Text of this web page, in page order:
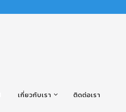
เกี่ยวกับเรา ติดต่อเรา